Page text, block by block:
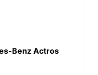
Benz Actros